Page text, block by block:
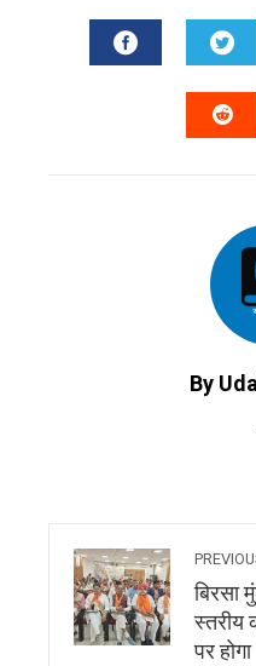
FACEBOOK
By
बिरसा
स्तरीय
पर होगा